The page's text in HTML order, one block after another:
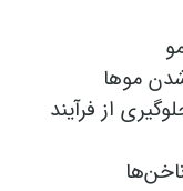
موها
از فرآیند